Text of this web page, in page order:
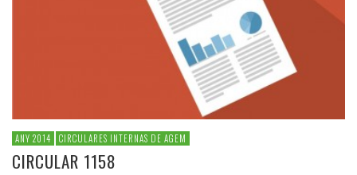
ANY 2014 CIRCULARES INTERNAS DE AGEM
CIRCULAR 1158